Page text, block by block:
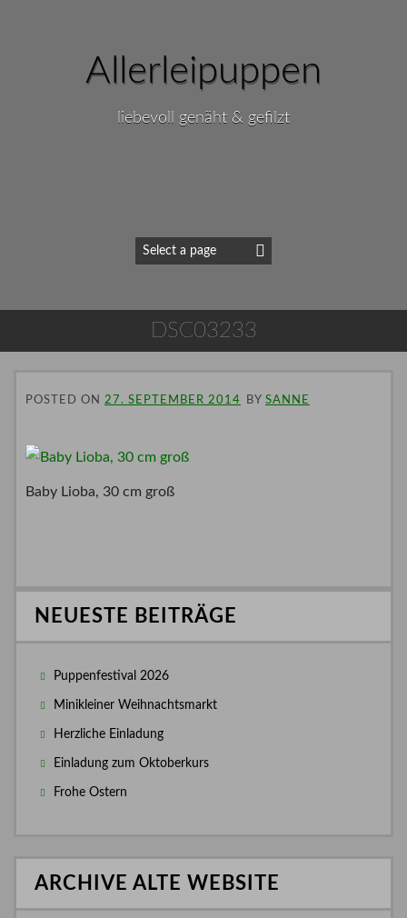
Allerleipuppen
liebevoll genäht & gefilzt
DSC03233
POSTED ON 27. SEPTEMBER 2014 BY SANNE
Baby Lioba, 30 cm groß
NEUESTE BEITRÄGE
Puppenfestival 2026
Minikleiner Weihnachtsmarkt
Herzliche Einladung
Einladung zum Oktoberkurs
Frohe Ostern
ARCHIVE ALTE WEBSITE